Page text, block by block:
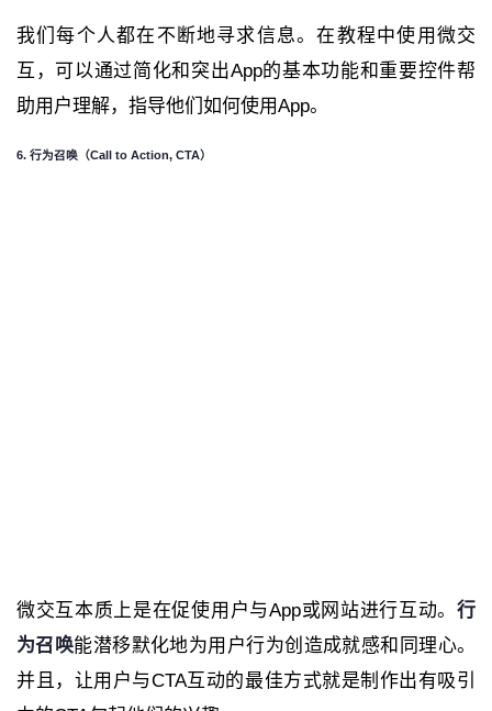
我们每个人都在不断地寻求信息。在教程中使用微交
互，可以通过简化和突出App的基本功能和重要控件帮
助用户理解，指导他们如何使用App。
6. 行为召唤 （Call to Action, CTA）
微交互本质上是在促使用户与App或网站进行互动。 行
为召唤能潜移默化地为用户行为创造成就感和同理心。
并且，让用户与CTA互动的最佳方式就是制作出有吸引